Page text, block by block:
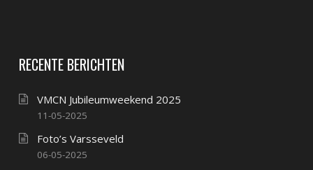
RECENTE BERICHTEN
VMCN Jubileumweekend 2025
11-05-2025
Foto’s Varsseveld
06-05-2025